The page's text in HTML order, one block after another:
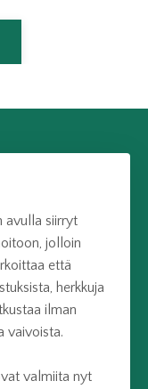
avulla siirryt
jolloin
että
herkkuja
ilman
vaivoista.
valmiita nyt